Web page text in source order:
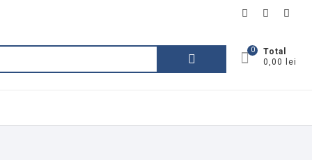
facebookinstagram
0
Total
0,00 lei